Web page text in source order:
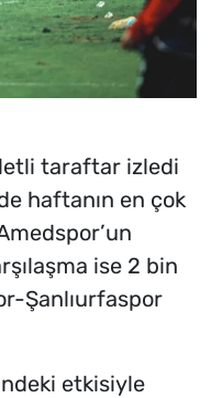
taraftar izledi
haftanın en çok
ise 2 bin
Şanlıurfaspor
etkisiyle